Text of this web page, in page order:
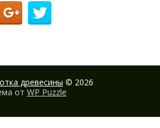
древесины © 2026
от WP Puzzle